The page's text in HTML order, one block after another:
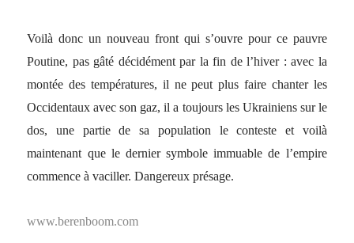
Voilà donc un nouveau front qui s’ouvre pour ce pauvre
Poutine, pas gâté décidément par la fin de l’hiver : avec la
montée des températures, il ne peut plus faire chanter les
Occidentaux avec son gaz, il a toujours les Ukrainiens sur le
dos, une partie de sa population le conteste et voilà
maintenant que le dernier symbole immuable de l’empire
commence à vaciller. Dangereux présage.
www.berenboom.com